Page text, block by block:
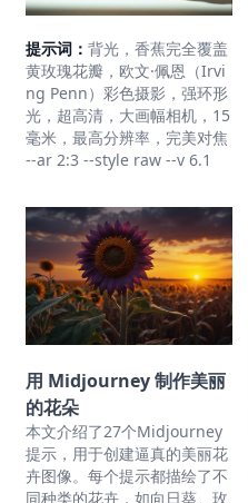
提示词： 背光，香蕉完全覆盖
黄玫瑰花瓣，欧文·佩恩（Irvi
ng Penn）彩色摄影，强环形
光，超高清，大画幅相机，15
毫米，最高分辨率，完美对焦
--ar 2:3 --style raw --v 6.1
用 Midjourney 制作美丽
的花朵
本文介绍了27个Midjourney
提示，用于创建逼真的美丽花
卉图像。每个提示都描绘了不
同种类的花卉，如向日葵、玫